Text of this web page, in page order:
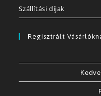
Szállítási díjak
Regisztrált